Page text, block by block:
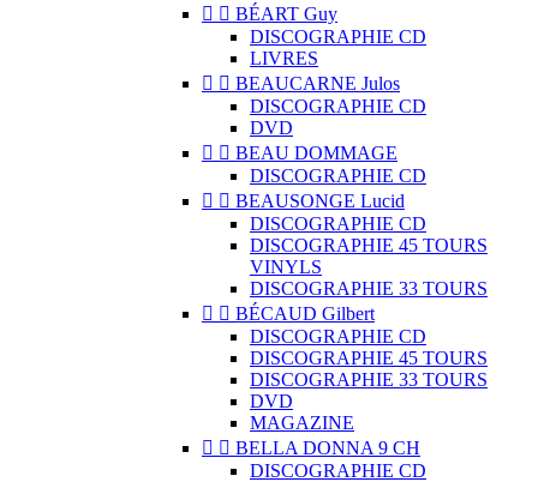
  BÉART Guy
DISCOGRAPHIE CD
LIVRES
  BEAUCARNE Julos
DISCOGRAPHIE CD
DVD
  BEAU DOMMAGE
DISCOGRAPHIE CD
  BEAUSONGE Lucid
DISCOGRAPHIE CD
DISCOGRAPHIE 45 TOURS
VINYLS
DISCOGRAPHIE 33 TOURS
  BÉCAUD Gilbert
DISCOGRAPHIE CD
DISCOGRAPHIE 45 TOURS
DISCOGRAPHIE 33 TOURS
DVD
MAGAZINE
  BELLA DONNA 9 CH
DISCOGRAPHIE CD